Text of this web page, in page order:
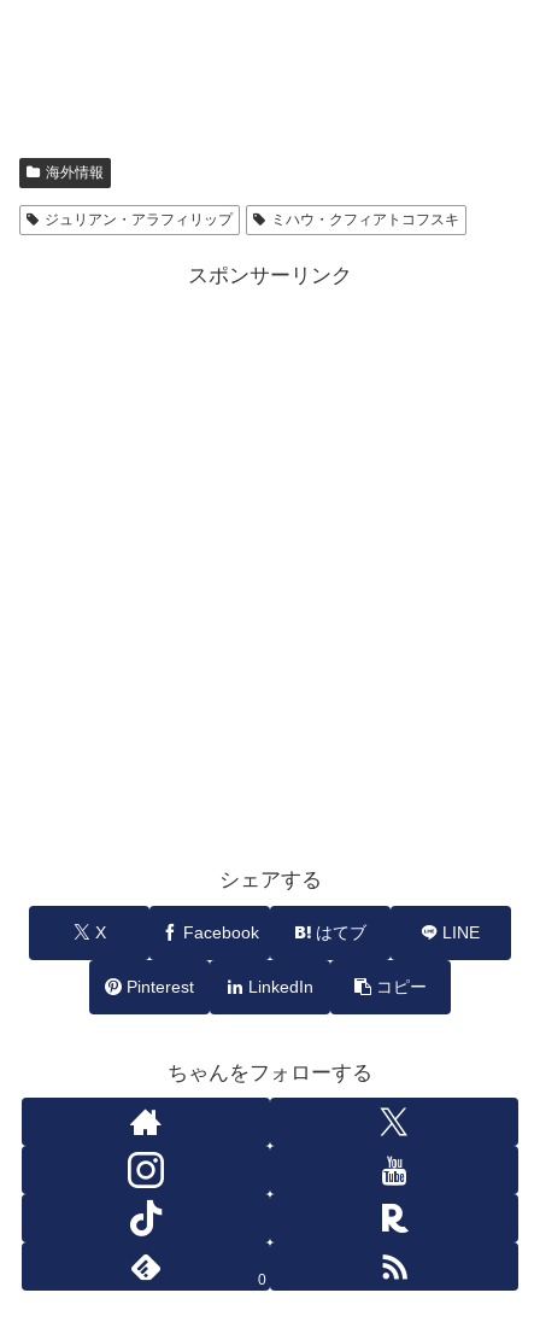
海外情報
ジュリアン・アラフィリップ ミハウ・クフィアトコフスキ
スポンサーリンク
シェアする
X Facebook はてブ LINE
Pinterest LinkedIn コピー
ちゃんをフォローする
0